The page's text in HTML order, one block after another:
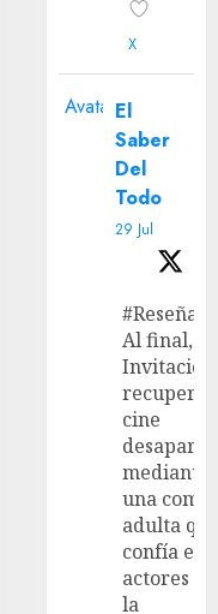
X
Avatar El
Saber
Del
Todo
29 Jul
#Reseña
Al final,
recupera
cine
mediante
una
adulta
confía en
actores y
la